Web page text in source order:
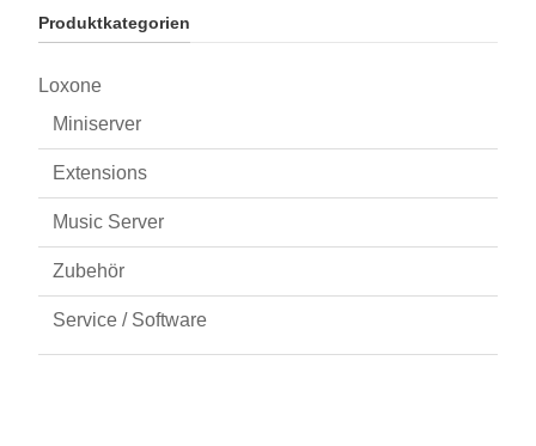
Produktkategorien
Loxone
Miniserver
Extensions
Music Server
Zubehör
Service / Software